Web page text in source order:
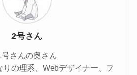
2号さん
号さんの奥さん
りの理系、Webデザイナー、フ